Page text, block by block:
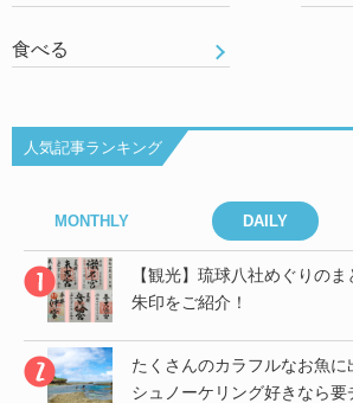
食べる
人気記事ランキング
MONTHLY DAILY
【観光】琉球八社めぐりの
朱印をご紹介！
たくさんのカラフルなお魚に
シュノーケリング好きなら要